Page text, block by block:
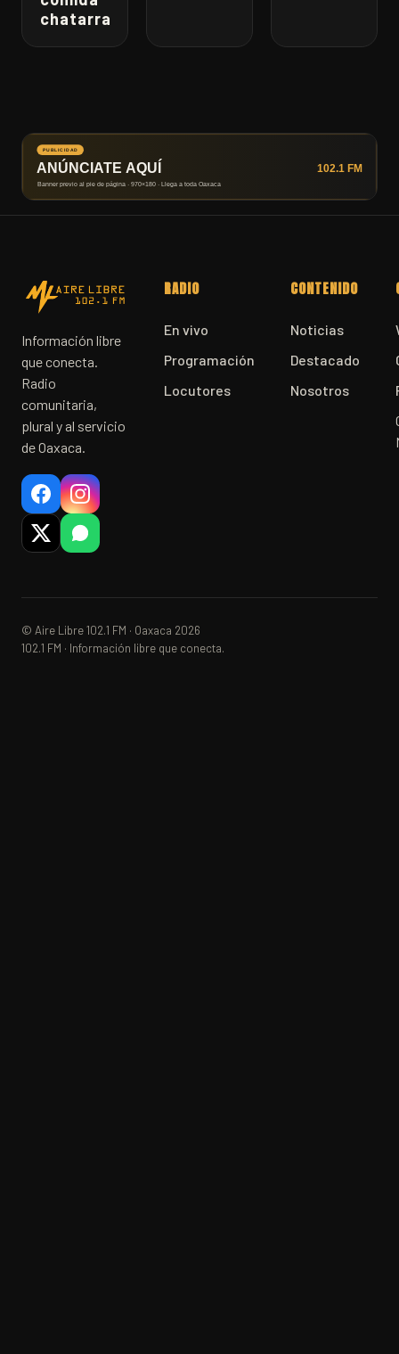
chatarra
Información libre
que conecta.
Radio
comunitaria,
plural y al servicio
de Oaxaca.
RADIO
En vivo
Programación
Locutores
CONTENIDO
Noticias
Destacado
Nosotros
© Aire Libre 102.1 FM · Oaxaca 2026
102.1 FM · Información libre que conecta.